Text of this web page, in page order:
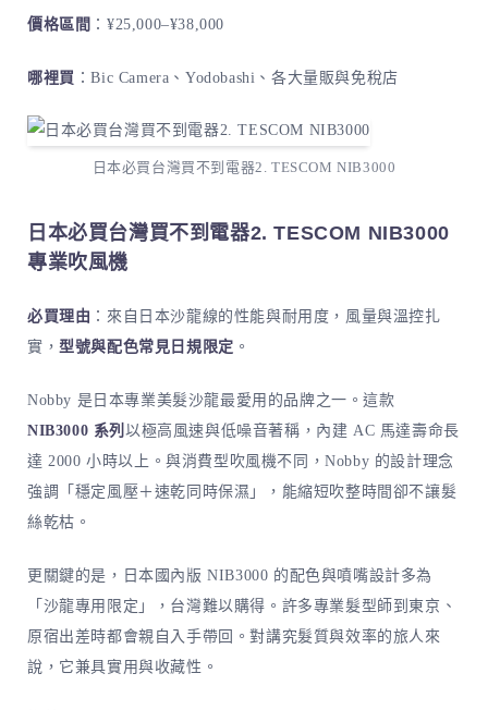
價格區間 ：¥25,000–¥38,000
哪裡買 ：Bic Camera、Yodobashi、各大量販與免稅店
日本必買台灣買不到電器2. TESCOM NIB3000
日本必買台灣買不到電器2. TESCOM NIB3000
專業吹風機
必買理由 ：來自日本沙龍線的性能與耐用度，風量與溫控扎
實，型號與配色常見日規限定 。
Nobby 是日本專業美髮沙龍最愛用的品牌之一。這款
NIB3000 系列 以極高風速與低噪音著稱，內建 AC 馬達壽命長
達 2000 小時以上。與消費型吹風機不同，Nobby 的設計理念
強調「穩定風壓＋速乾同時保濕」，能縮短吹整時間卻不讓髮
絲乾枯。
更關鍵的是，日本國內版 NIB3000 的配色與噴嘴設計多為
「沙龍專用限定」，台灣難以購得。許多專業髮型師到東京、
原宿出差時都會親自入手帶回。對講究髮質與效率的旅人來
說，它兼具實用與收藏性。